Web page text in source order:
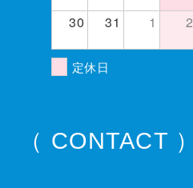
30
31 1 2
定休日
（ CONTACT ）